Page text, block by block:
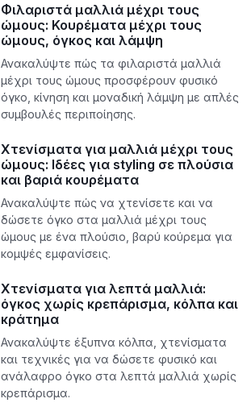
Φιλαριστά μαλλιά μέχρι τους
ώμους: Κουρέματα μέχρι τους
ώμους, όγκος και λάμψη
Ανακαλύψτε πώς τα φιλαριστά μαλλιά
μέχρι τους ώμους προσφέρουν φυσικό
όγκο, κίνηση και μοναδική λάμψη με απλές
συμβουλές περιποίησης.
Χτενίσματα για μαλλιά μέχρι τους
ώμους: Ιδέες για styling σε πλούσια
και βαριά κουρέματα
Ανακαλύψτε πώς να χτενίσετε και να
δώσετε όγκο στα μαλλιά μέχρι τους
ώμους με ένα πλούσιο, βαρύ κούρεμα για
κομψές εμφανίσεις.
Χτενίσματα για λεπτά μαλλιά:
όγκος χωρίς κρεπάρισμα, κόλπα και
κράτημα
Ανακαλύψτε έξυπνα κόλπα, χτενίσματα
και τεχνικές για να δώσετε φυσικό και
ανάλαφρο όγκο στα λεπτά μαλλιά χωρίς
κρεπάρισμα.